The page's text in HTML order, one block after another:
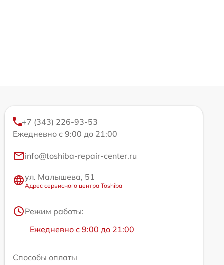
+7 (343) 226-93-53
Ежедневно с 9:00 до 21:00
info@toshiba-repair-center.ru
ул. Малышева, 51
Адрес сервисного центра Toshiba
Режим работы:
Ежедневно с 9:00 до 21:00
Способы оплаты